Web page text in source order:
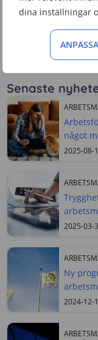
dina inställningar
ANPASSA
Den korta
bra yrke att
har svårt att hitta
relativt smidigt att
Senaste
något
2025-08-
2025-03-
Ny
2024-12-